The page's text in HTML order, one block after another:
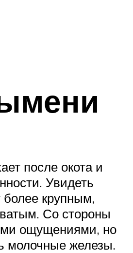
после окота и
Увидеть
крупным,
Со стороны
ощущениями, но
молочные железы.